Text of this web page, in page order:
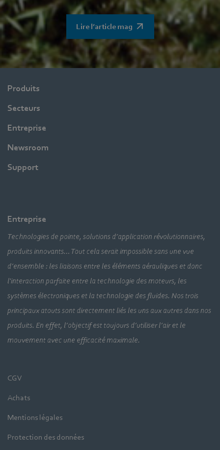
Lire l’article mag
Produits
Secteurs
Entreprise
Newsroom
Support
Entreprise
Technologies de pointe, solutions d’application révolutionnaires,
produits innovants… Tout cela serait impossible sans une vue
d’ensemble : les liaisons entre les éléments aérauliques et donc
l'interaction parfaite entre la technologie des moteurs, les
systèmes électroniques et la technologie des fluides. Nos trois
principaux atouts sont directement liés les uns aux autres dans nos
produits. En effet, l’objectif est toujours d’utiliser l’air et le
mouvement avec une efficacité maximale.
CGV
Achats
Mentions légales
Protection des données